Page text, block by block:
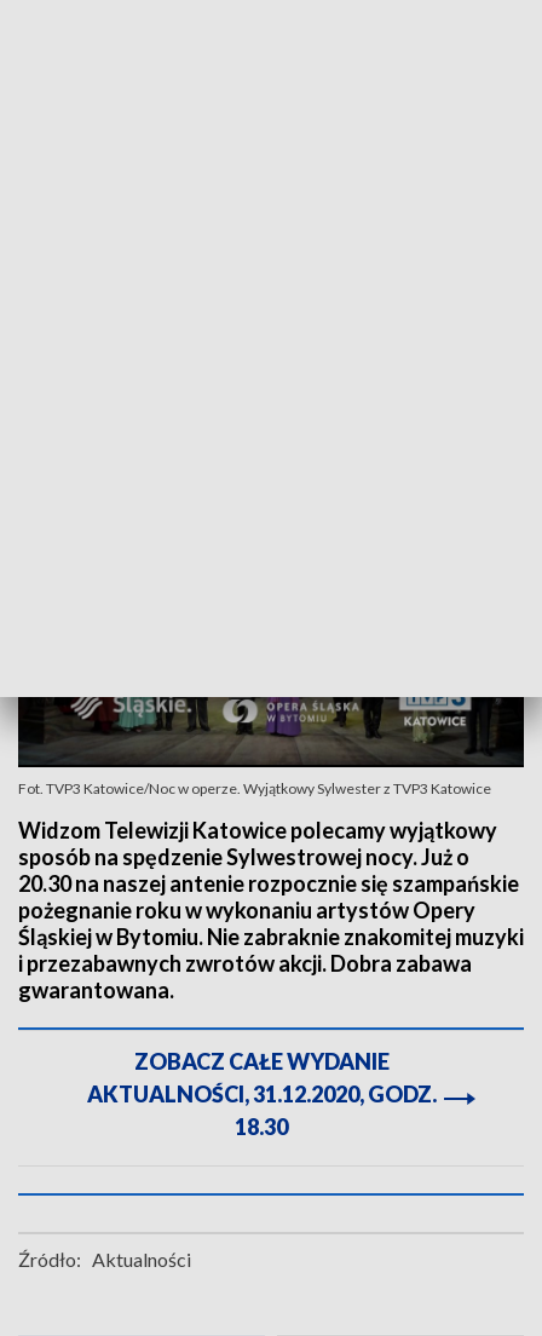
Fot. TVP3 Katowice/Noc w operze. Wyjątkowy Sylwester z TVP3 Katowice
Widzom Telewizji Katowice polecamy wyjątkowy
sposób na spędzenie Sylwestrowej nocy. Już o
20.30 na naszej antenie rozpocznie się szampańskie
pożegnanie roku w wykonaniu artystów Opery
Śląskiej w Bytomiu. Nie zabraknie znakomitej muzyki
i przezabawnych zwrotów akcji. Dobra zabawa
gwarantowana.
ZOBACZ CAŁE WYDANIE
AKTUALNOŚCI, 31.12.2020, GODZ.
18.30
Źródło: Aktualności